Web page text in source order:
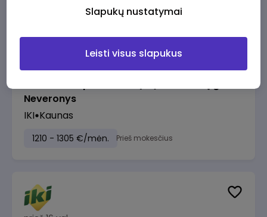
prieš 16 val.
Neveronys
IKI Kaunas
1210 - 1305 €/mėn. Prieš mokesčius
Slapukų nustatymai
Leisti visus slapukus